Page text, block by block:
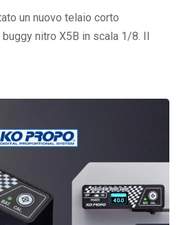
un nuovo telaio corto
nitro X5B in scala 1/8. Il